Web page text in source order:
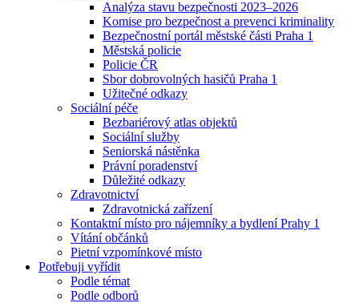
Analýza stavu bezpečnosti 2023–2026
Komise pro bezpečnost a prevenci kriminality
Bezpečnostní portál městské části Praha 1
Městská policie
Policie ČR
Sbor dobrovolných hasičů Praha 1
Užitečné odkazy
Sociální péče
Bezbariérový atlas objektů
Sociální služby
Seniorská nástěnka
Právní poradenství
Důležité odkazy
Zdravotnictví
Zdravotnická zařízení
Kontaktní místo pro nájemníky a bydlení Prahy 1
Vítání občánků
Pietní vzpomínkové místo
Potřebuji vyřídit
Podle témat
Podle odborů